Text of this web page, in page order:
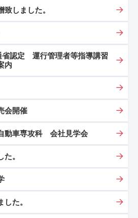
しました。
認定 運行管理者等指導講習
内
会開催
動車専攻科 会社見学会
。
た。